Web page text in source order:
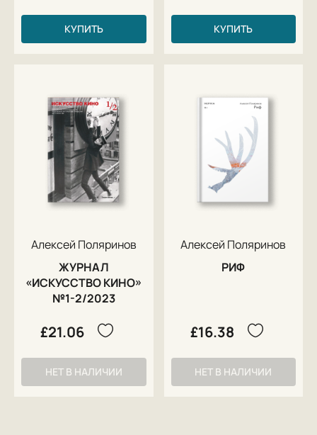
КУПИТЬ КУПИТЬ
Алексей Поляринов
ЖУРНАЛ
«ИСКУССТВО КИНО»
№1-2/2023
£21.06
НЕТ В НАЛИЧИИ
Алексей Поляринов
РИФ
£16.38
НЕТ В НАЛИЧИИ